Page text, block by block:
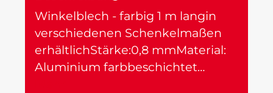
Winkelblech - farbig 1 m langin
verschiedenen Schenkelmaßen
erhältlichStärke:0,8 mmMaterial:
Aluminium farbbeschichtet…